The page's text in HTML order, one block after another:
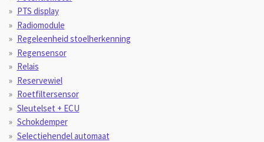
PTS display
Radiomodule
Regeleenheid stoelherkenning
Regensensor
Relais
Reservewiel
Roetfiltersensor
Sleutelset + ECU
Schokdemper
Selectiehendel automaat